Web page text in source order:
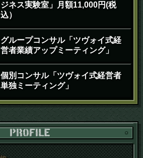
ジネス実験室」月額11,000円(税
込）
グループコンサル「ツヴォイ式経
営者業績アップミーティング」
個別コンサル「ツヴォイ式経営者
単独ミーティング」